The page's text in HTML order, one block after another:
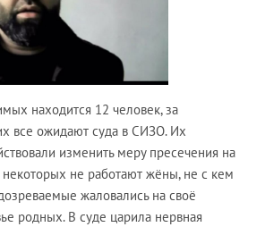
находится 12 человек, за
все ожидают суда в СИЗО. Их
изменить меру пресечения на
не работают жёны, не с кем
жаловались на своё
родных. В суде царила нервная